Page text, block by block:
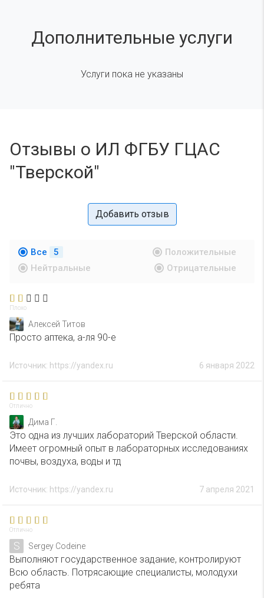
Дополнительные услуги
Услуги пока не указаны
Отзывы о ИЛ ФГБУ ГЦАС
"Тверской"
Добавить отзыв
Все 5
Положительные
Нейтральные
Отрицательные
Плохо
Алексей Титов
Просто аптека, а-ля 90-е
6 января 2022
Источник: https://yandex.ru
Отлично
Дима Г.
Это одна из лучших лабораторий Тверской области.
Имеет огромный опыт в лабораторных исследованиях
почвы, воздуха, воды и тд
7 апреля 2021
Источник: https://yandex.ru
Отлично
S Sergey Codeine
Выполняют государственное задание, контролируют
Всю область. Потрясающие специалисты, молодухи
ребята